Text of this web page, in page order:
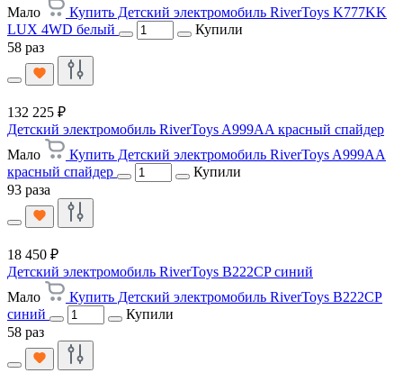
Мало
Купить Детский электромобиль RiverToys K777KK
LUX 4WD белый
Купили
58 раз
132 225 ₽
Детский электромобиль RiverToys A999AA красный спайдер
Мало
Купить Детский электромобиль RiverToys A999AA
красный спайдер
Купили
93 раза
18 450 ₽
Детский электромобиль RiverToys B222CP синий
Мало
Купить Детский электромобиль RiverToys B222CP
синий
Купили
58 раз